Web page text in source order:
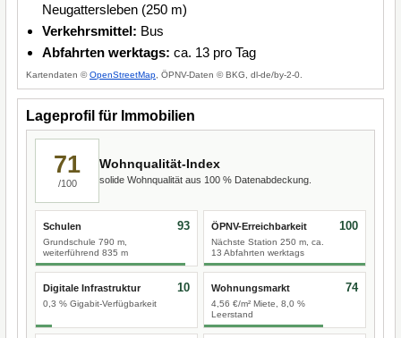
Neugattersleben (250 m)
Verkehrsmittel: Bus
Abfahrten werktags: ca. 13 pro Tag
Kartendaten ©OpenStreetMap , ÖPNV-Daten © BKG, dl-de/by-2-0.
Lageprofil für Immobilien
71
/100
Wohnqualität-Index
solide Wohnqualität aus 100 % Datenabdeckung.
Schulen
Grundschule 790 m,
weiterführend 835 m
93 ÖPNV-Erreichbarkeit
Nächste Station 250 m, ca.
13 Abfahrten werktags
100
Digitale Infrastruktur
0,3 % Gigabit-Verfügbarkeit
10 Wohnungsmarkt
4,56 €/m² Miete, 8,0 %
Leerstand
74